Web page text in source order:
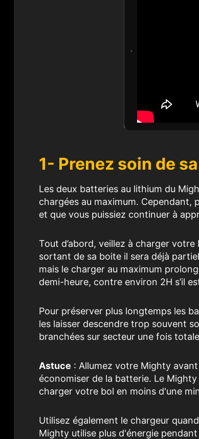
1- Prenez soin de
Les deux batteries au lithium du
chargées au maximum. Cependant,
et que vous puissiez continuer à
Tout d’abord, veillez à charger
sortant de sa boite il sera déjà
mais le charger au maximum
demi-heure, contre environ 2H s’il
Pour préserver plus longtemps les
les laisser descendre trop souvent
branchées sur secteur une fois
Astuce : Allumez votre Mighty
économiser de la batterie. Le
charger votre bol en moins d'une
Utilisez également le chargeur
Mighty utilise plus d'énergie